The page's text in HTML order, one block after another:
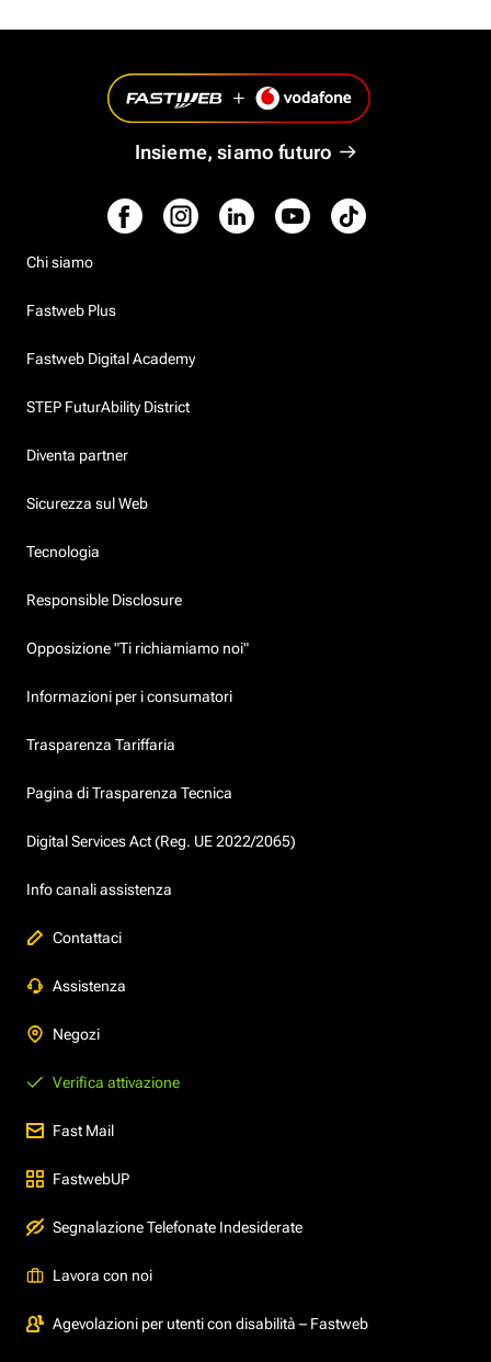
Insieme, siamo futuro
Chi siamo
Fastweb Plus
Fastweb Digital Academy
STEP FuturAbility District
Diventa partner
Sicurezza sul Web
Tecnologia
Responsible Disclosure
Opposizione "Ti richiamiamo noi"
Informazioni per i consumatori
Trasparenza Tariffaria
Pagina di Trasparenza Tecnica
Digital Services Act (Reg. UE 2022/2065)
Info canali assistenza
Contattaci
Assistenza
Negozi
Verifica attivazione
Fast Mail
FastwebUP
Segnalazione Telefonate Indesiderate
Lavora con noi
Agevolazioni per utenti con disabilità – Fastweb